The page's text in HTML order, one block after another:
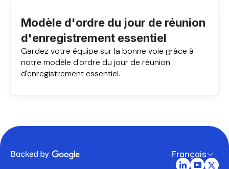
Modèle d'ordre du jour de réunion
d'enregistrement essentiel
Gardez votre équipe sur la bonne voie grâce à
notre modèle d'ordre du jour de réunion
d'enregistrement essentiel.
Français